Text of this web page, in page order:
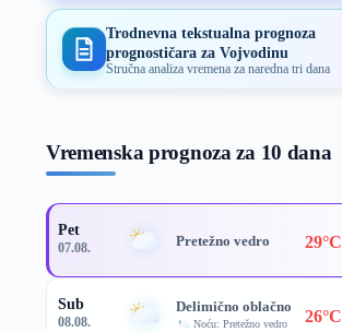
Trodnevna tekstualna prognoza
prognostičara za Vojvodinu
Stručna analiza vremena za naredna tri dana
Vremenska prognoza za 10 dana
Pet
07.08. Pretežno vedro 29°C
Sub
08.08.
Delimično oblačno
Noću: Pretežno vedro 26°C